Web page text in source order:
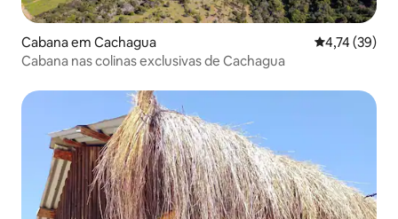
Cabana em Cachagua Classificação
4,74 (39)
Cabana nas colinas exclusivas de Cachagua